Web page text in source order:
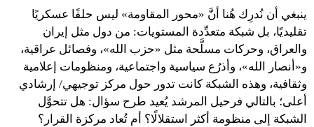
ينبغي أن نُدرِك هُنا أنَّ «محور المقاومة» ليس حلفًا عسكريًا
تقليديًا، بل شبكة متعدِّدة المستويات: من دول مثل إيران
والعراق، وحركات مسلَّحة مثل «حزب الله»، وفصائل عراقية،
و«أنصار الله»، وأذرُع سياسية واجتماعية، ومنظومات إعلامية
وثقافية، وهذه الشبكة كانت تدور حول مركز توجيهي/ إرشادي
أعلى؛ بالتالي فرحيل المرشد يُعيد طرح سؤال: هل تتحوَّل
الشبكة إلى منظومة أكثر استقلالًا؟ أم تُعاد مركزة القرار؟